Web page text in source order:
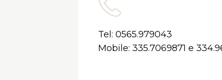
Tel: 0565.979043
Mobile: 335.7069871 e